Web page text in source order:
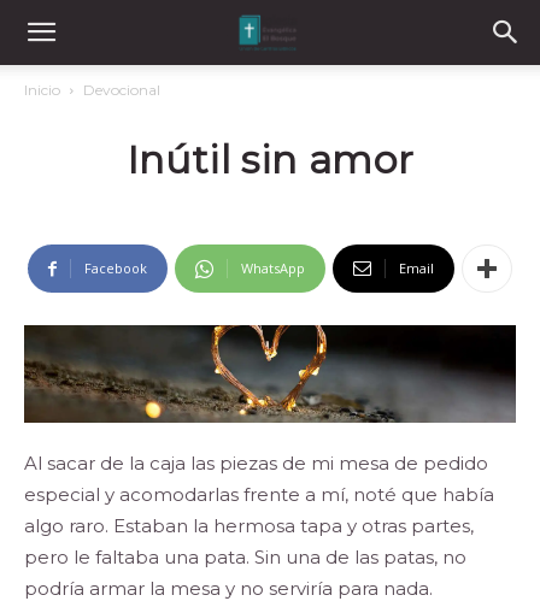
Inicio Devocional
Inútil sin amor
Facebook WhatsApp Email
Al sacar de la caja las piezas de mi mesa de pedido
especial y acomodarlas frente a mí, noté que había
algo raro. Estaban la hermosa tapa y otras partes,
pero le faltaba una pata. Sin una de las patas, no
podría armar la mesa y no serviría para nada.